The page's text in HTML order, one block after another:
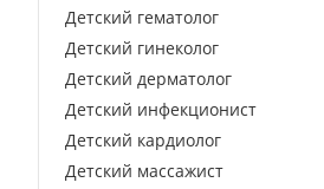
Детский гематолог
Детский гинеколог
Детский дерматолог
Детский инфекционист
Детский кардиолог
Детский массажист